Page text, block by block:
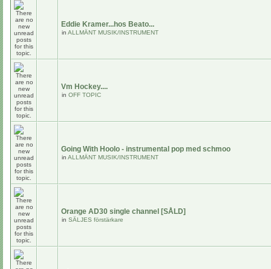
Eddie Kramer...hos Beato...
in ALLMÄNT MUSIK/INSTRUMENT
Vm Hockey....
in OFF TOPIC
Going With Hoolo - instrumental pop med schmoo
in ALLMÄNT MUSIK/INSTRUMENT
Orange AD30 single channel [SÅLD]
in SÄLJES förstärkare